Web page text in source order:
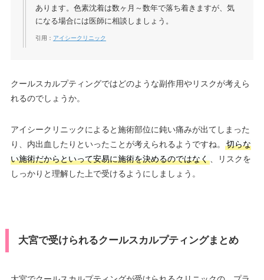
あります。色素沈着は数ヶ月～数年で落ち着きますが、気
になる場合には医師に相談しましょう。
引用： アイシークリニック
クールスカルプティングではどのような副作用やリスクが考えら
れるのでしょうか。
アイシークリニックによると施術部位に鈍い痛みが出てしまった
り、内出血したりといったことが考えられるようですね。
切らな
い施術だからといって安易に施術を決めるのではなく、リスクを
しっかりと理解した上で受けるようにしましょう。
大宮で受けられるクールスカルプティングまとめ